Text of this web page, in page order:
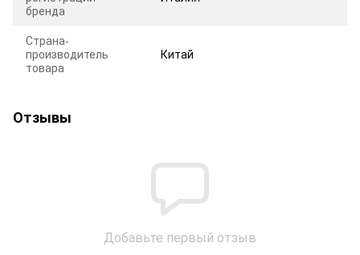
бренда
Страна-
производитель
товара
Китай
Отзывы
Добавьте первый отзыв